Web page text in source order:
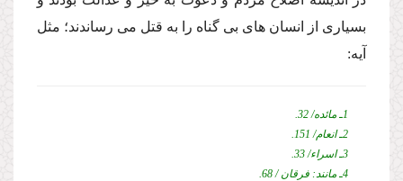
بسیارى از انسان هاى بى گناه را به قتل مى رساندند؛ مثل
آیه:
1ـ مائده/ 32.
2ـ انعام/ 151.
3ـ اسراء/ 33.
4ـ مانند: فرقان / 68.